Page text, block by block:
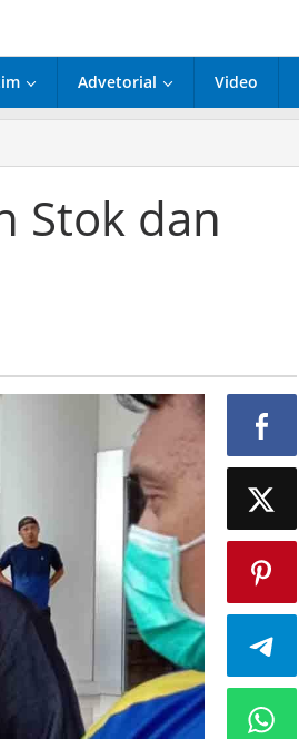
Advetorial Video
Stok dan